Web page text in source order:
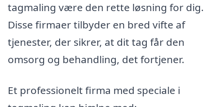
tagmaling være den rette løsning for dig.
Disse firmaer tilbyder en bred vifte af
tjenester, der sikrer, at dit tag får den
omsorg og behandling, det fortjener.
Et professionelt firma med speciale i